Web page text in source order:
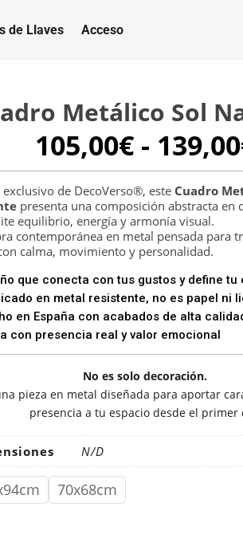
de Llaves Acceso
Metálico Sol
105,00€ - 139,00
exclusivo de DecoVerso®, este Cuadro
presenta una composición abstracta en
equilibrio, energía y armonía visual.
contemporánea en metal pensada para
calma, movimiento y personalidad.
que conecta con tus gustos y define tu
en metal resistente, no es papel ni
en España con acabados de alta
con presencia real y valor emocional
No es solo decoración.
pieza en metal diseñada para aportar
presencia a tu espacio desde el primer
N/D
70x68cm